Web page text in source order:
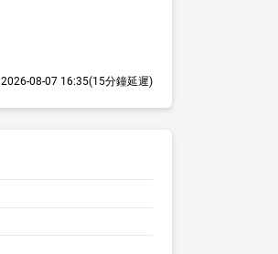
2026-08-07 16:35(15分鐘延遲)